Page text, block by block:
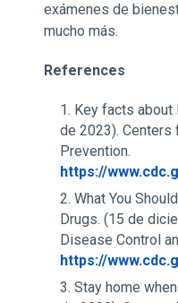
exámenes de
mucho más.
References
Key facts about
de 2023). Centers
Prevention.
https://
What You
Drugs. (15 de
Disease Control
https://
Stay home